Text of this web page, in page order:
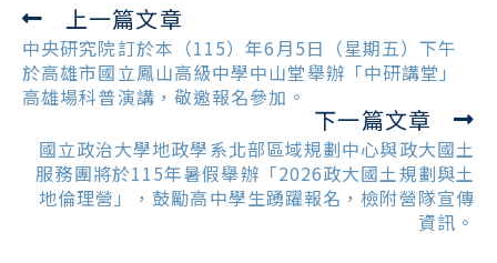
Read
more
articles
上一篇文章
中央研究院訂於本（115）年6月5日（星期五）下午
於高雄市國立鳳山高級中學中山堂舉辦「中研講堂」
高雄場科普演講，敬邀報名參加。
下一篇文章
國立政治大學地政學系北部區域規劃中心與政大國土
服務團將於115年暑假舉辦「2026政大國土規劃與土
地倫理營」，鼓勵高中學生踴躍報名，檢附營隊宣傳
資訊。